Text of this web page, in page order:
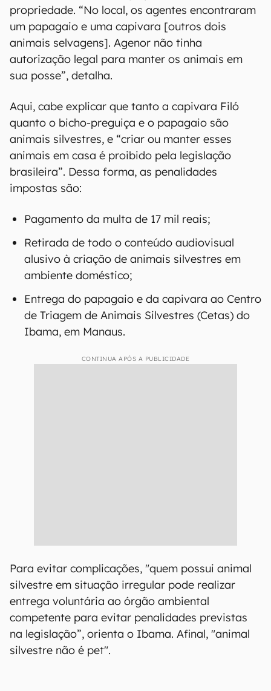
propriedade. “No local, os agentes encontraram
um papagaio e uma capivara [outros dois
animais selvagens]. Agenor não tinha
autorização legal para manter os animais em
sua posse”, detalha.
Aqui, cabe explicar que tanto a capivara Filó
quanto o bicho-preguiça e o papagaio são
animais silvestres, e “criar ou manter esses
animais em casa é proibido pela legislação
brasileira”. Dessa forma, as penalidades
impostas são:
Pagamento da multa de 17 mil reais;
Retirada de todo o conteúdo audiovisual
alusivo à criação de animais silvestres em
ambiente doméstico;
Entrega do papagaio e da capivara ao Centro
de Triagem de Animais Silvestres (Cetas) do
Ibama, em Manaus.
CONTINUA APÓS A PUBLICIDADE
Para evitar complicações, "quem possui animal
silvestre em situação irregular pode realizar
entrega voluntária ao órgão ambiental
competente para evitar penalidades previstas
na legislação”, orienta o Ibama. Afinal, "animal
silvestre não é pet".